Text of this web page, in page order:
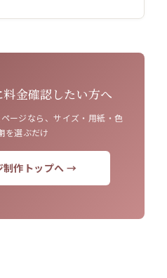
金確認したい方へ
ージなら、サイズ・用紙・色
を選ぶだけ
制作トップへ →